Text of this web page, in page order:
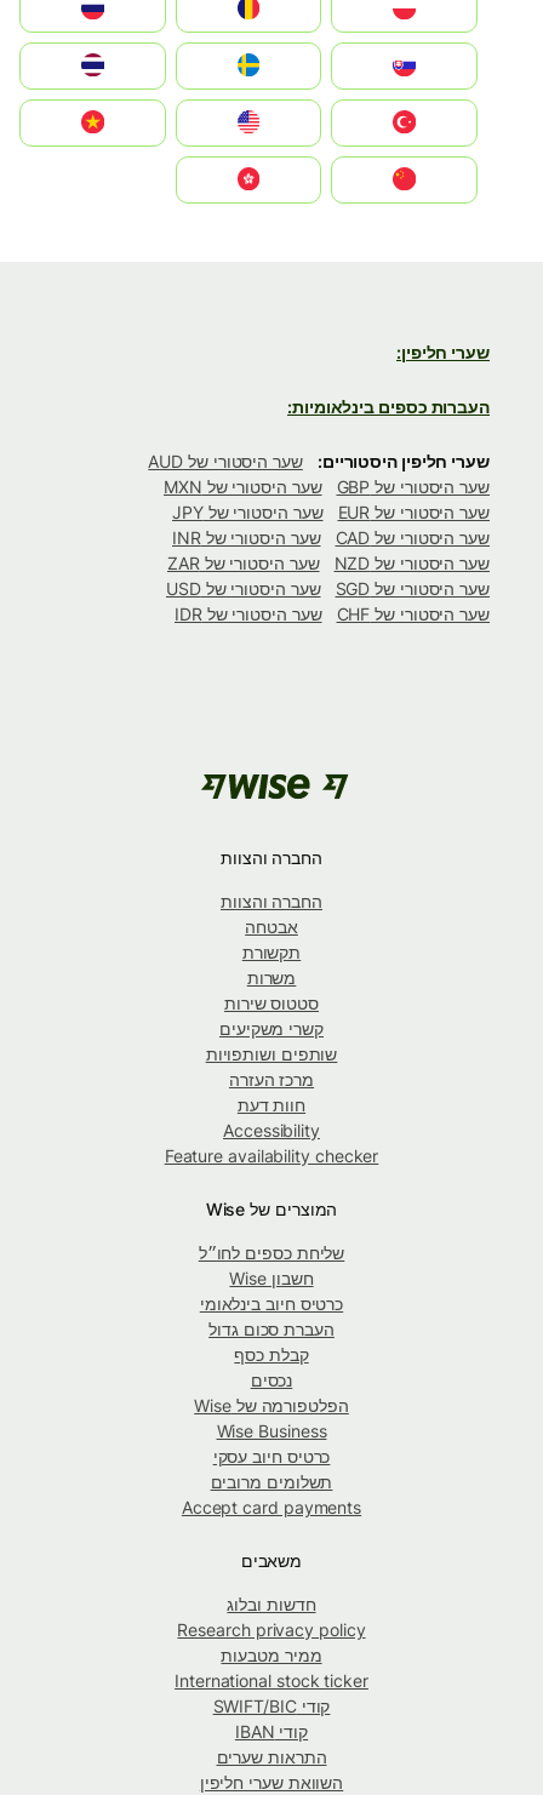
România
Slovensko
United States
Vietnam
שערי חליפין:
העברות כספים בינלאומיות:
שערי חליפין היסטוריים:
שער היסטורי של AUD
שער היסטורי של GBP
שער היסטורי של MXN
שער היסטורי של EUR
שער היסטורי של JPY
שער היסטורי של CAD
שער היסטורי של INR
שער היסטורי של NZD
שער היסטורי של ZAR
שער היסטורי של SGD
שער היסטורי של USD
שער היסטורי של CHF
שער היסטורי של IDR
החברה והצוות
החברה והצוות
אבטחה
תקשורת
משרות
סטטוס שירות
קשרי משקיעים
שותפים ושותפויות
מרכז העזרה
חוות דעת
Accessibility
Feature availability checker
המוצרים של Wise
שליחת כספים לחו״ל
חשבון Wise
כרטיס חיוב בינלאומי
העברת סכום גדול
קבלת כסף
נכסים
הפלטפורמה של Wise
Wise Business
כרטיס חיוב עסקי
תשלומים מרובים
Accept card payments
משאבים
חדשות ובלוג
Research privacy policy
ממיר מטבעות
International stock ticker
קודי SWIFT/BIC
קודי IBAN
התראות שערים
השוואת שערי חליפין